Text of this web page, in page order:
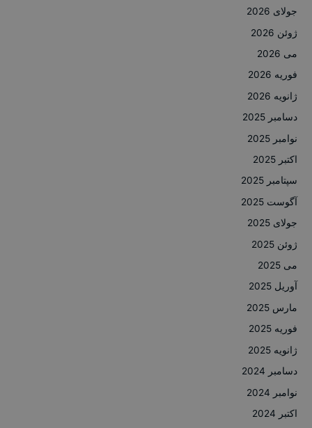
جولای 2026
ژوئن 2026
می 2026
فوریه 2026
ژانویه 2026
دسامبر 2025
نوامبر 2025
اکتبر 2025
سپتامبر 2025
آگوست 2025
جولای 2025
ژوئن 2025
می 2025
آوریل 2025
مارس 2025
فوریه 2025
ژانویه 2025
دسامبر 2024
نوامبر 2024
اکتبر 2024